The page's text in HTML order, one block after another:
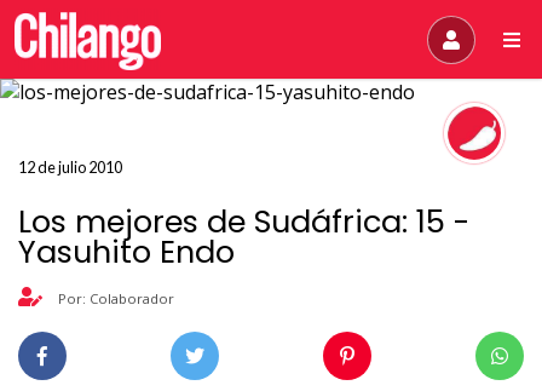
12 de julio 2010
Los mejores de Sudáfrica: 15 -
Yasuhito Endo
Por: Colaborador